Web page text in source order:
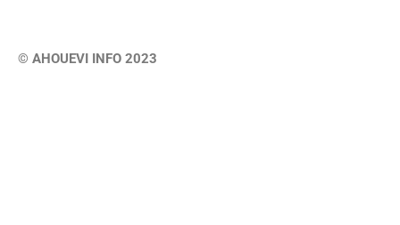
© AHOUEVI INFO 2023